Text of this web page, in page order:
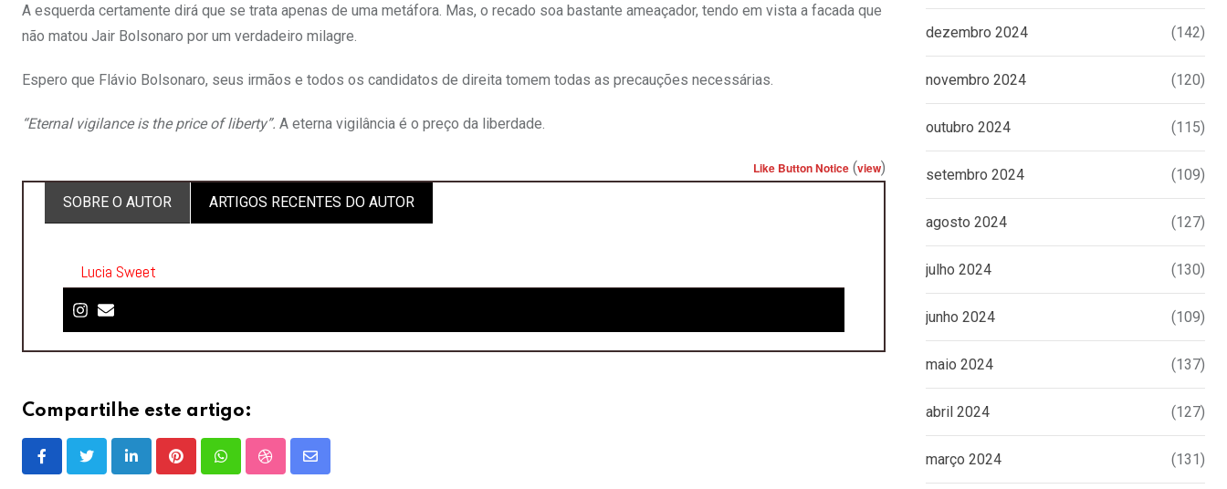
A esquerda certamente dirá que se trata apenas de uma metáfora. Mas, o recado soa bastante ameaçador, tendo em vista a facada que
não matou Jair Bolsonaro por um verdadeiro milagre.
Espero que Flávio Bolsonaro, seus irmãos e todos os candidatos de direita tomem todas as precauções necessárias.
“Eternal vigilance is the price of liberty”. A eterna vigilância é o preço da liberdade.
Like Button Notice (view)
SOBRE O AUTOR
ARTIGOS RECENTES DO AUTOR
Lucia Sweet
Compartilhe este artigo:
LinkedInPinterestWhatsappStumbleUpon
Share
dezembro 2024 (142)
novembro 2024 (120)
outubro 2024 (115)
setembro 2024 (109)
agosto 2024 (127)
julho 2024 (130)
junho 2024 (109)
maio 2024 (137)
abril 2024 (127)
março 2024 (131)